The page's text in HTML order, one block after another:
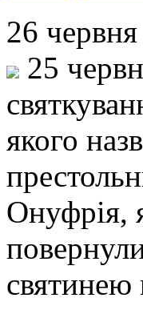
26
25
якого
Онуфрія,
святинею